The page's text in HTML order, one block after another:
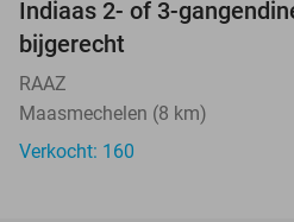
Indiaas 2- of 3-
bijgerecht
RAAZ
Maasmechelen (8 km)
Verkocht: 160